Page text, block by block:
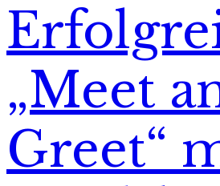
„Meet
Greet“